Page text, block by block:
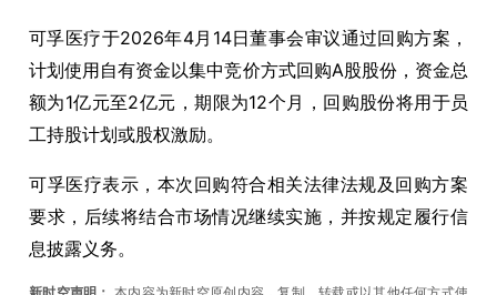
可孚医疗于2026年4月14日董事会审议通过回购方案，
计划使用自有资金以集中竞价方式回购A股股份，资金总
额为1亿元至2亿元，期限为12个月，回购股份将用于员
工持股计划或股权激励。
可孚医疗表示，本次回购符合相关法律法规及回购方案
要求，后续将结合市场情况继续实施，并按规定履行信
息披露义务。